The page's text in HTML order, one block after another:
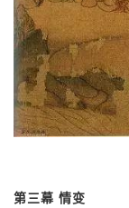
第三幕 情变